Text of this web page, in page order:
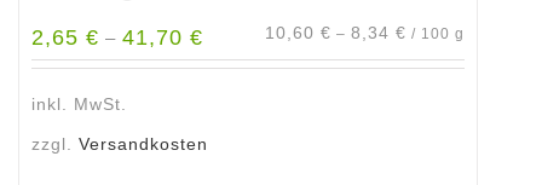
2,65 € – 41,70 € 10,60 € – 8,34 € / 100 g
inkl. MwSt.
zzgl. Versandkosten